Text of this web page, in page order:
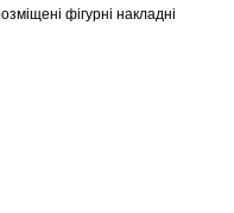
фігурні накладні